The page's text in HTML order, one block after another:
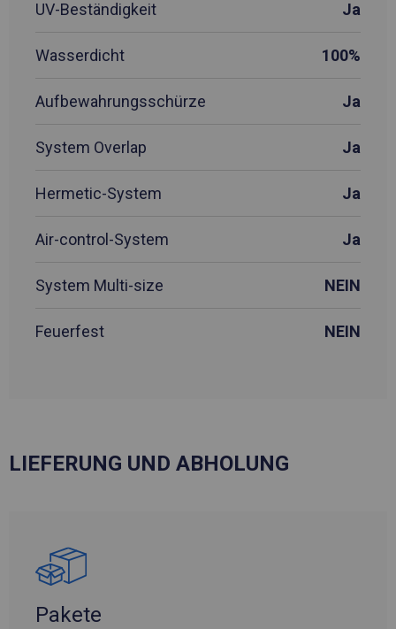
UV-Beständigkeit Ja
Wasserdicht 100%
Aufbewahrungsschürze Ja
System Overlap Ja
Hermetic-System Ja
Air-control-System Ja
System Multi-size NEIN
Feuerfest NEIN
LIEFERUNG UND ABHOLUNG
Pakete